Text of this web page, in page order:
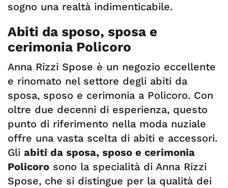
sogno una realtà indimenticabile.
Abiti da sposo, sposa e
cerimonia Policoro
Anna Rizzi Spose è un negozio eccellente
e rinomato nel settore degli abiti da
sposa, sposo e cerimonia a Policoro. Con
oltre due decenni di esperienza, questo
punto di riferimento nella moda nuziale
offre una vasta scelta di abiti e accessori.
Gli abiti da sposa, sposo e cerimonia
Policoro sono la specialità di Anna Rizzi
Spose, che si distingue per la qualità dei